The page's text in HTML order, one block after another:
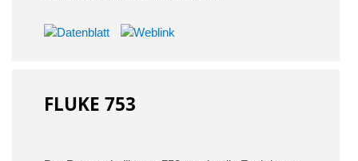
FLUKE 753